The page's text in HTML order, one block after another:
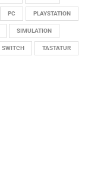
PC PLAYSTATION
SIMULATION
SWITCH TASTATUR